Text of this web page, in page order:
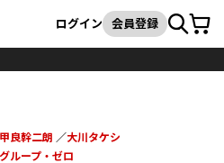
検索
ログイン 会員登録カート
甲良幹二朗 ／大川タケシ
グループ・ゼロ